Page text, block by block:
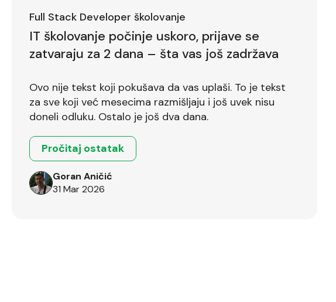
Full Stack Developer školovanje
IT školovanje počinje uskoro, prijave se
zatvaraju za 2 dana – šta vas još zadržava
Ovo nije tekst koji pokušava da vas uplaši. To je tekst
za sve koji već mesecima razmišljaju i još uvek nisu
doneli odluku. Ostalo je još dva dana.
Pročitaj ostatak
Goran Aničić
31 Mar 2026